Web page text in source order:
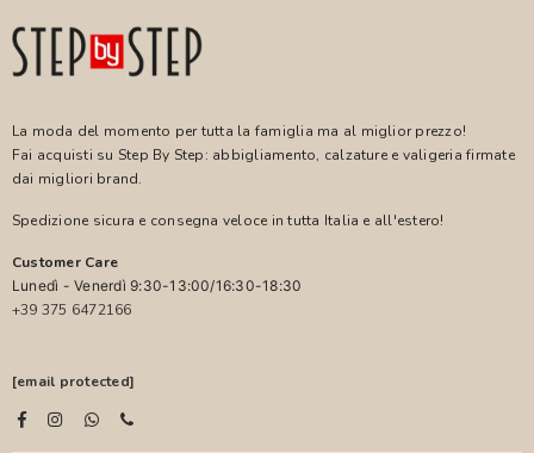
La moda del momento per tutta la famiglia ma al miglior prezzo!
Fai acquisti su Step By Step: abbigliamento, calzature e valigeria firmate
dai migliori brand.
Spedizione sicura e consegna veloce in tutta Italia e all'estero!
Customer Care
Lunedì - Venerdì 9:30-13:00/16:30-18:30
+39 375 6472166
[email protected]